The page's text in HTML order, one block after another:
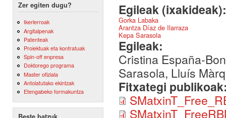
Zer egiten dugu?
Ikerlerroak
Argitalpenak
Patenteak
Proiektuak eta kontratuak
Spin-off enpresa
Doktorego programa
Master ofiziala
Antolatutako ekintzak
Etengabeko formakuntza
Egileak
Gorka Labaka
Arantza Díaz de Ilarraza
Kepa Sarasola
Egileak:
Cristina España-
Sarasola, Lluís
Fitxategi